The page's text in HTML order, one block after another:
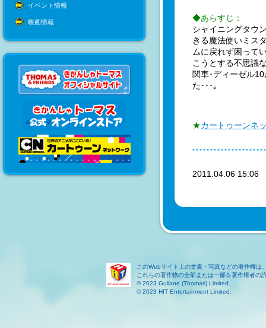
イベント情報
映画情報
◆あらすじ：
シャイニングタウ
きる魔法使いミス
ムに戻れず困って
こうとする不思議
関車･ディーゼル
た･･･｡
★カートゥーンネ
2011.04.06
このWebサイト上の文書・写真などの著作権
これらの著作物の全部または一部を著作権者の
© 2023 Gullane (Thomas) Limited.
© 2023 HIT Entertainment Limited.